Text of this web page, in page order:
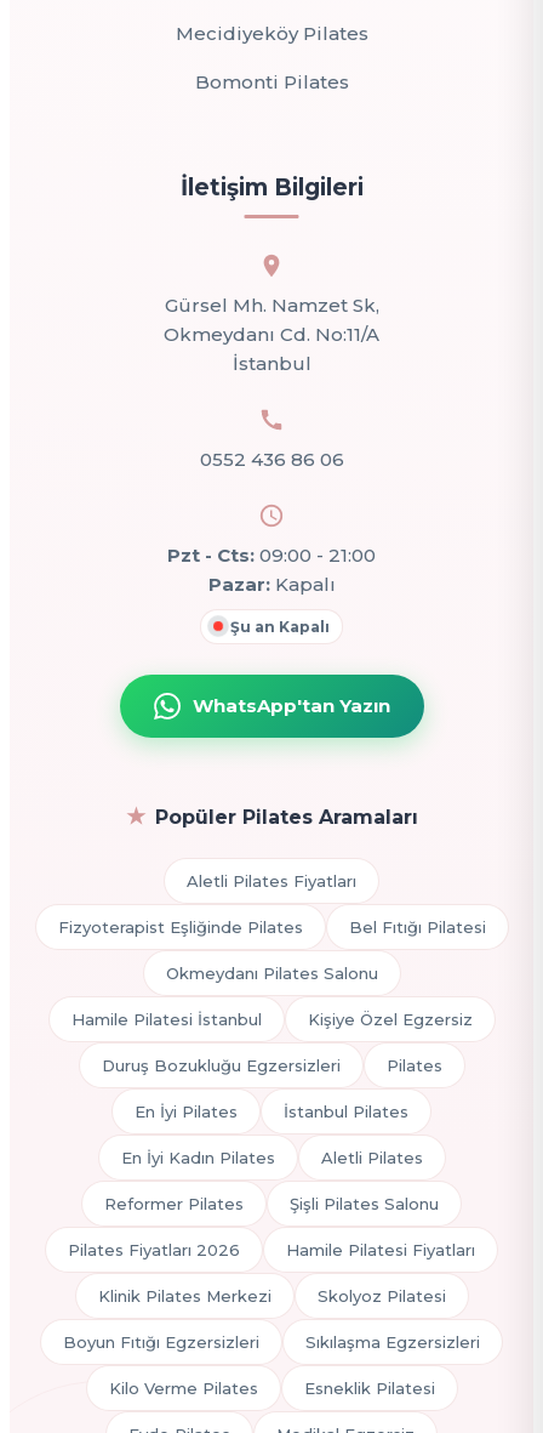
Mecidiyeköy Pilates
Bomonti Pilates
İletişim Bilgileri
Gürsel Mh. Namzet Sk,
Okmeydanı Cd. No:11/A
İstanbul
0552 436 86 06
Pzt - Cts: 09:00 - 21:00
Pazar:Kapalı
Şu an Kapalı
WhatsApp'tan Yazın
Popüler Pilates Aramaları
Aletli Pilates Fiyatları
Fizyoterapist Eşliğinde Pilates Bel Fıtığı Pilatesi
Okmeydanı Pilates Salonu
Hamile Pilatesi İstanbul Kişiye Özel Egzersiz
Duruş Bozukluğu Egzersizleri Pilates
En İyi Pilates İstanbul Pilates
En İyi Kadın Pilates Aletli Pilates
Reformer Pilates Şişli Pilates Salonu
Pilates Fiyatları 2026 Hamile Pilatesi Fiyatları
Klinik Pilates Merkezi Skolyoz Pilatesi
Boyun Fıtığı Egzersizleri Sıkılaşma Egzersizleri
Kilo Verme Pilates Esneklik Pilatesi